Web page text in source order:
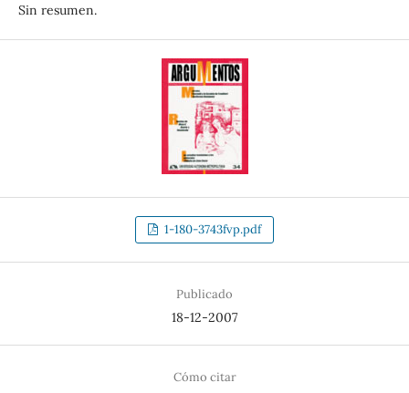
Sin resumen.
1-180-3743fvp.pdf
Publicado
18-12-2007
Cómo citar